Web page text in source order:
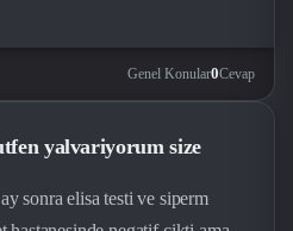
Genel Konular0Cevap
yalvariyorum size
sonra elisa testi ve siperm